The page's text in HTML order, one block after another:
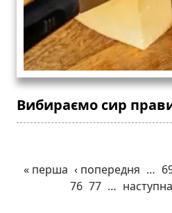
Вибираємо сир
« перша ‹ попередня …
76 77 …